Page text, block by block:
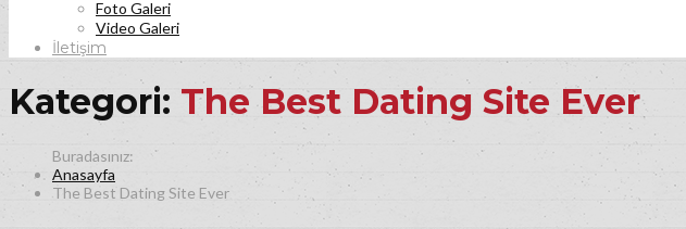
Foto Galeri
Video Galeri
İletişim
Kategori: The Best Dating Site Ever
Anasayfa
The Best Dating Site Ever